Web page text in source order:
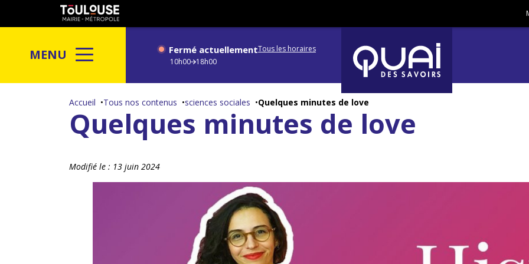
au
contenu
principal
à
navigation
Toulouse
MENU Fermé actuellementTous les horaires
10h00 18h00
Accueil Tous nos contenus sciences sociales Quelques minutes de love
Quelques minutes de love
Modifié le : 13 juin 2024
Gestion de vos préférences sur les cookies